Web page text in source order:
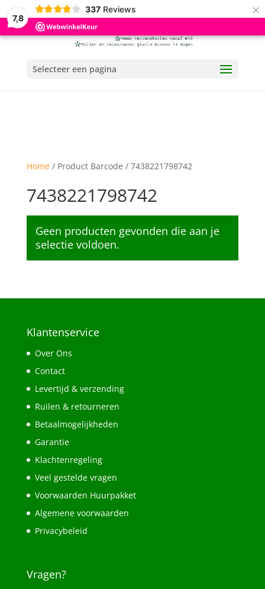
7,8
337 Reviews ×
Selecteer een pagina
Home/ Product Barcode / 7438221798742
7438221798742
Geen producten gevonden die aan je
selectie voldoen.
Klantenservice
Over Ons
Contact
Levertijd & verzending
Ruilen & retourneren
Betaalmogelijkheden
Garantie
Klachtenregeling
Veel gestelde vragen
Voorwaarden Huurpakket
Algemene voorwaarden
Privacybeleid
Vragen?